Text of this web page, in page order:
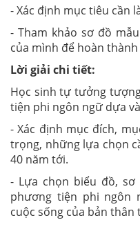
- Xác định mục tiêu cần
- Tham khảo sơ đồ
của mình để hoàn thành
Lời giải chi tiết:
Học sinh tự tưởng
tiện phi ngôn ngữ dựa
- Xác định mục đích,
trọng, những lựa chọn
40 năm tới.
- Lựa chọn biểu đồ,
phương tiện phi ngôn
cuộc sống của bản thân